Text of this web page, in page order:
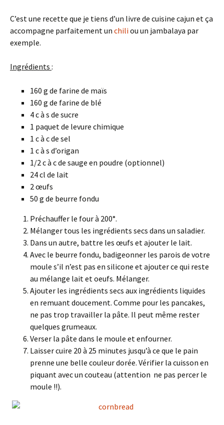
C’est une recette que je tiens d’un livre de cuisine cajun et ça
accompagne parfaitement un chiliou un jambalaya par
exemple.
Ingrédients :
160 g de farine de maïs
160 g de farine de blé
4 c à s de sucre
1 paquet de levure chimique
1 c à c de sel
1 c à s d’origan
1/2 c à c de sauge en poudre (optionnel)
24 cl de lait
2 œufs
50 g de beurre fondu
Préchauffer le four à 200°.
Mélanger tous les ingrédients secs dans un saladier.
Dans un autre, battre les œufs et ajouter le lait.
Avec le beurre fondu, badigeonner les parois de votre
moule s’il n’est pas en silicone et ajouter ce qui reste
au mélange lait et oeufs. Mélanger.
Ajouter les ingrédients secs aux ingrédients liquides
en remuant doucement. Comme pour les pancakes,
ne pas trop travailler la pâte. Il peut même rester
quelques grumeaux.
Verser la pâte dans le moule et enfourner.
Laisser cuire 20 à 25 minutes jusqu’à ce que le pain
prenne une belle couleur dorée. Vérifier la cuisson en
piquant avec un couteau (attention ne pas percer le
moule !!).